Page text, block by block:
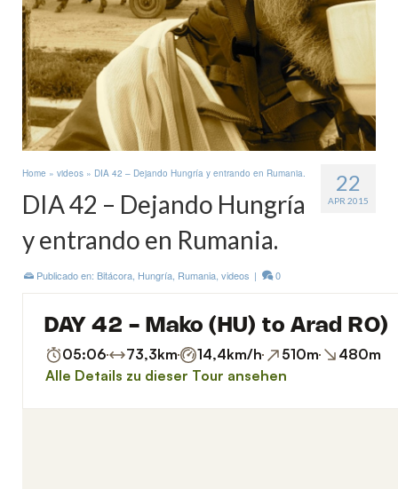
22
APR 2015
Home » videos » DIA 42 – Dejando Hungría y entrando en Rumania.
DIA 42 – Dejando Hungría
y entrando en Rumania.
Publicado en: Bitácora Hungría Rumania videos | 0